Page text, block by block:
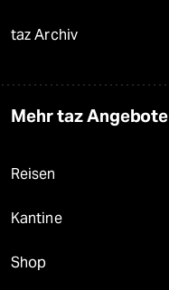
taz Archiv
Mehr taz Angebote
Reisen
Kantine
Shop